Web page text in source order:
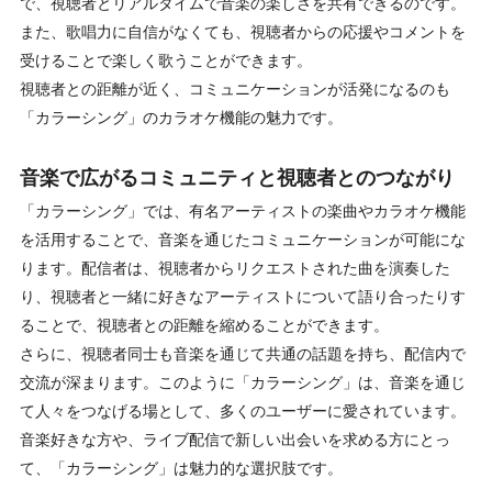
で、視聴者とリアルタイムで音楽の楽しさを共有できるのです。
また、歌唱力に自信がなくても、視聴者からの応援やコメントを
受けることで楽しく歌うことができます。
視聴者との距離が近く、コミュニケーションが活発になるのも
「カラーシング」のカラオケ機能の魅力です。
音楽で広がるコミュニティと視聴者とのつながり
「カラーシング」では、有名アーティストの楽曲やカラオケ機能
を活用することで、音楽を通じたコミュニケーションが可能にな
ります。配信者は、視聴者からリクエストされた曲を演奏した
り、視聴者と一緒に好きなアーティストについて語り合ったりす
ることで、視聴者との距離を縮めることができます。
さらに、視聴者同士も音楽を通じて共通の話題を持ち、配信内で
交流が深まります。このように「カラーシング」は、音楽を通じ
て人々をつなげる場として、多くのユーザーに愛されています。
音楽好きな方や、ライブ配信で新しい出会いを求める方にとっ
て、「カラーシング」は魅力的な選択肢です。